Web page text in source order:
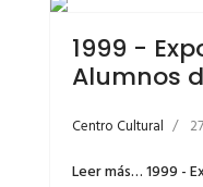
1999 -
Alumnos
Centro Cultural
Leer más… 1999 -